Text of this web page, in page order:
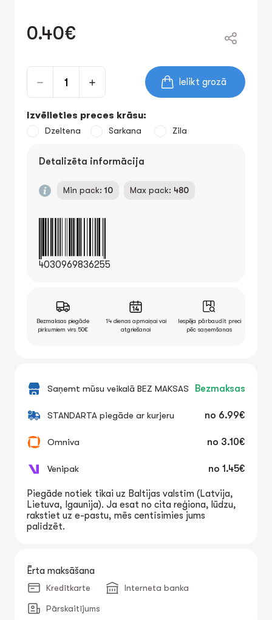
0.40€
Ielikt grozā
Izvēlieties preces krāsu:
Dzeltena Sarkana Zila
Detalizēta informācija
Min pack: 10 Max pack: 480
4030969836255
Bezmaksas piegāde
pirkumiem virs 50€
14 dienas apmaiņai vai
atgriešanai
Iespēja pārbaudīt preci
pēc saņemšanas
Saņemt mūsu veikalā BEZ MAKSAS Bezmaksas
STANDARTA piegāde ar kurjeru no 6.99€
Omniva no 3.10€
Venipak no 1.45€
Piegāde notiek tikai uz Baltijas valstīm (Latvija,
Lietuva, Igaunija). Ja esat no cita reģiona, lūdzu,
rakstiet uz e-pastu, mēs centīsimies jums
palīdzēt.
Ērta maksāšana
Kredītkarte Interneta banka
Pārskaitījums